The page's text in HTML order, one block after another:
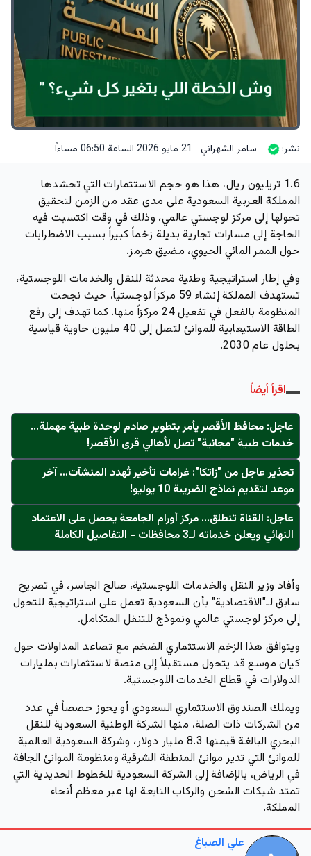
نشر: سامر الشهراني 21 مايو 2026 الساعة 06:50 مساءاً
1.6 تريليون ريال، هذا هو حجم الاستثمارات التي تحشدها
المملكة العربية السعودية على مدى عقد من الزمن لتحقيق
تحولها إلى مركز لوجستي عالمي، وذلك في وقت اكتسبت فيه
الحاجة إلى مسارات تجارية بديلة زخماً كبيراً بسبب الاضطرابات
حول الممر المائي الحيوي، مضيق هرمز.
وفي إطار استراتيجية وطنية محدثة للنقل والخدمات اللوجستية،
تستهدف المملكة إنشاء 59 مركزاً لوجستياً، حيث نجحت
المنظومة بالفعل في تفعيل 24 مركزاً منها. كما تهدف إلى رفع
الطاقة الاستيعابية للموانئ لتصل إلى 40 مليون حاوية قياسية
بحلول عام 2030.
اقرأ أيضاً
عاجل: محافظ الأقصر يأمر بتطوير صادم لوحدة طبية مهملة...
خدمات طبية "مجانية" تصل لأهالي قرى الأقصر!
تحذير عاجل من "زاتكا": غرامات تأخير تُهدد المنشآت… آخر
موعد لتقديم نماذج الضريبة 10 يوليو!
عاجل: القناة تنطلق... مركز أورام الجامعة يحصل على الاعتماد
النهائي ويعلن خدماته لـ3 محافظات - التفاصيل الكاملة
وأفاد وزير النقل والخدمات اللوجستية، صالح الجاسر، في تصريح
سابق لـ"الاقتصادية" بأن السعودية تعمل على استراتيجية للتحول
إلى مركز لوجستي عالمي ونموذج للتنقل المتكامل.
ويتوافق هذا الزخم الاستثماري الضخم مع تصاعد المداولات حول
كيان موسع قد يتحول مستقبلاً إلى منصة لاستثمارات بمليارات
الدولارات في قطاع الخدمات اللوجستية.
ويملك الصندوق الاستثماري السعودي أو يحوز حصصاً في عدد
من الشركات ذات الصلة، منها الشركة الوطنية السعودية للنقل
البحري البالغة قيمتها 8.3 مليار دولار، وشركة السعودية العالمية
للموانئ التي تدير موانئ المنطقة الشرقية ومنظومة الموانئ الجافة
في الرياض، بالإضافة إلى الشركة السعودية للخطوط الحديدية التي
تمتد شبكات الشحن والركاب التابعة لها عبر معظم أنحاء
المملكة.
علي الصباغ